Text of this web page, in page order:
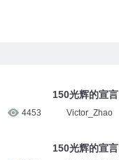
4453
150光辉的宣言
Victor_Zhao
150光辉的宣言